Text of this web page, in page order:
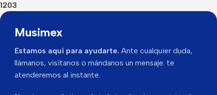
1203
Musimex
Estamos aquí para ayudarte. Ante cualquier duda,
llámanos, visítanos o mándanos un mensaje: te
atenderemos al instante.